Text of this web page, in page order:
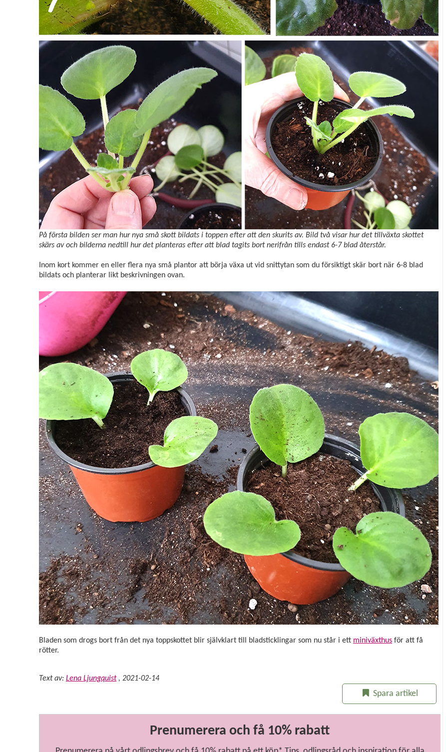
På första bilden ser man hur nya små skott bildats i toppen efter att den skurits av. Bild två visar hur det tillväxta skottet
skärs av och bilderna nedtill hur det planteras efter att blad tagits bort nerifrån tills endast 6-7 blad återstår.
Inom kort kommer en eller flera nya små plantor att börja växa ut vid snittytan som du försiktigt skär bort när 6-8 blad
bildats och planterar likt beskrivningen ovan.
Bladen som drogs bort från det nya toppskottet blir självklart till bladsticklingar som nu står i ett miniväxthus för att få
rötter.
Text av: Lena Ljungquist , 2021-02-14
Spara artikel
Prenumerera och få 10% rabatt